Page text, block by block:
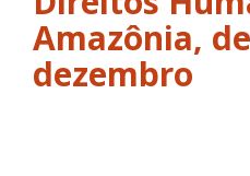
Amazônia,
dezembro